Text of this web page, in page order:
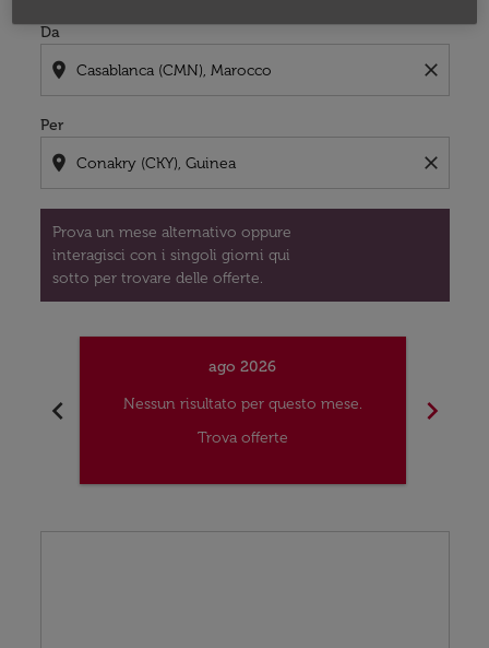
Da
location_on close
Per
location_on close
Prova un mese alternativo oppure
interagisci con i singoli giorni qui
sotto per trovare delle offerte.
chevron_left
ago 2026
Nessun risultato per questo mese.
Trova offerte
chevron_right